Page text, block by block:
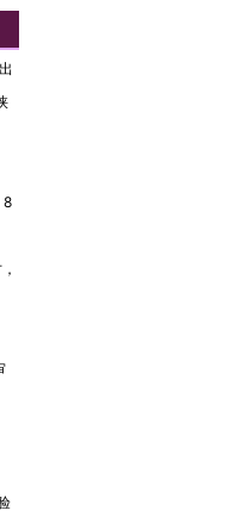
世代 用街头抗争将教
：不靠规模取胜，华
8